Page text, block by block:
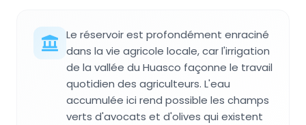
Le réservoir est profondément enraciné
dans la vie agricole locale, car l'irrigation
de la vallée du Huasco façonne le travail
quotidien des agriculteurs. L'eau
accumulée ici rend possible les champs
verts d'avocats et d'olives qui existent